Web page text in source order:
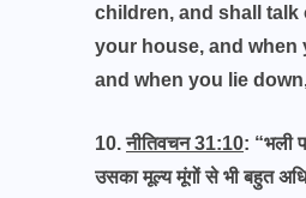
children, and shall talk
your house, and when
and when you lie
10.नीतिवचन 31:10: “भली
उसका मूल्य मूंगों से भी बहुत